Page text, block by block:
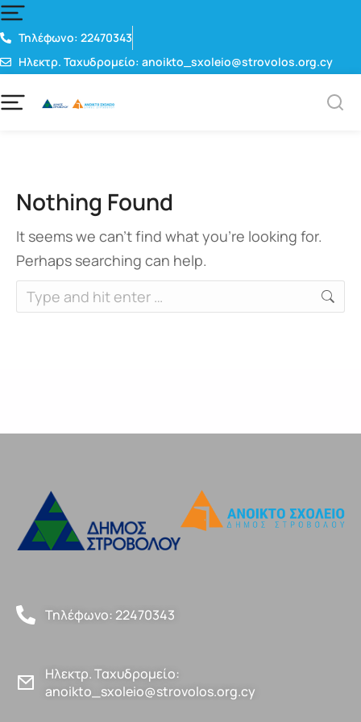
Τηλέφωνο: 22470343
Ηλεκτρ. Ταχυδρομείο: anoikto_sxoleio@strovolos.org.cy
Nothing Found
It seems we can’t find what you’re looking for.
Perhaps searching can help.
Τηλέφωνο: 22470343
Ηλεκτρ. Ταχυδρομείο:
anoikto_sxoleio@strovolos.org.cy